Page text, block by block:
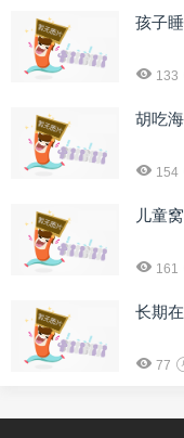
孩子
133
胡吃
154
儿童
161
长期
77